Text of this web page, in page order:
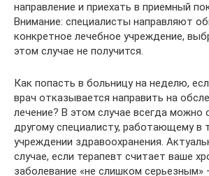
направление и приехать в приемный
Внимание: специалисты направляют
конкретное лечебное учреждение,
этом случае не получится.
Как попасть в больницу на неделю,
врач отказывается направить на
лечение? В этом случае всегда можно
другому специалисту, работающему в
учреждении здравоохранения.
случае, если терапевт считает ваше
заболевание «не слишком серьезным»